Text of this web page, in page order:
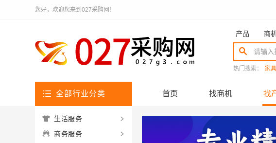
您好，欢迎您来到027采购网！
产品 商
热门搜索： 家
全部行业分类 首页 找商机 找
生活服务
商务服务